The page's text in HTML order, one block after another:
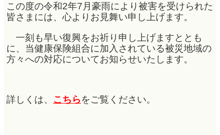
この度の令和2年7月豪雨により被害を受けられた
皆さまには、心よりお見舞い申し上げます。
一刻も早い復興をお祈り申し上げますととも
に、当健康保険組合に加入されている被災地域の
方々への対応についてお知らせいたします。
詳しくは、 こちらをご覧ください。